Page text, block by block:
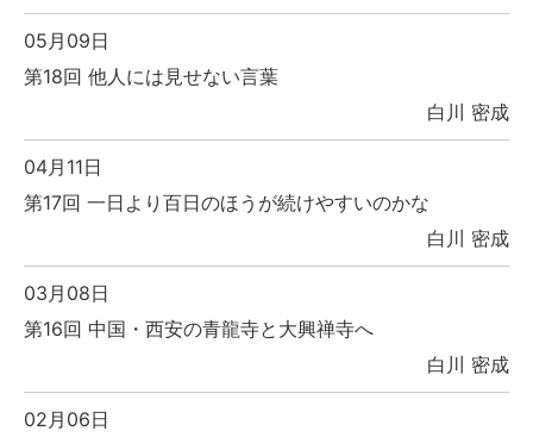
05月09日
第18回 他人には見せない言葉
白川 密成
04月11日
第17回 一日より百日のほうが続けやすいのかな
白川 密成
03月08日
第16回 中国・西安の青龍寺と大興禅寺へ
白川 密成
02月06日